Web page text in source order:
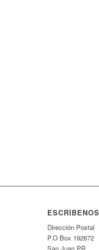
ESCRÍBENOS
Dirección Postal
P.O Box 192672